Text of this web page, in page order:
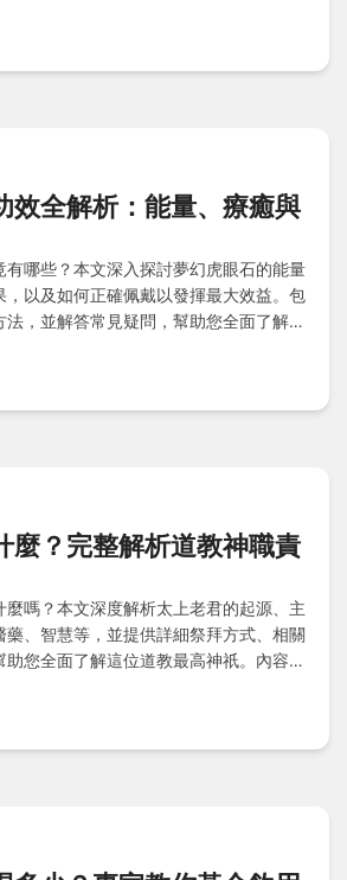
快來探索夜市美食的極致魅力吧！
效全解析：能量、療癒與
有哪些？本文深入探討夢幻虎眼石的能量
，以及如何正確佩戴以發揮最大效益。包
，並解答常見疑問，幫助您全面了解這
麼？完整解析道教神職責
麼嗎？本文深度解析太上老君的起源、主
藥、智慧等，並提供詳細祭拜方式、相關
您全面了解這位道教最高神祇。內容豐